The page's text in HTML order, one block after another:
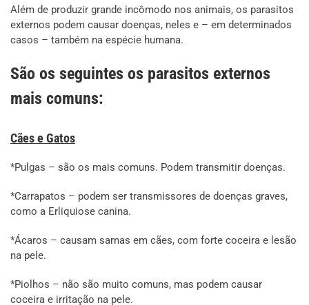
Além de produzir grande incômodo nos animais, os parasitos
externos podem causar doenças, neles e – em determinados
casos – também na espécie humana.
São os seguintes os parasitos externos
mais comuns:
Cães e Gatos
*Pulgas – são os mais comuns. Podem transmitir doenças.
*Carrapatos – podem ser transmissores de doenças graves,
como a Erliquiose canina.
*Ácaros – causam sarnas em cães, com forte coceira e lesão
na pele.
*Piolhos – não são muito comuns, mas podem causar
coceira e irritação na pele.